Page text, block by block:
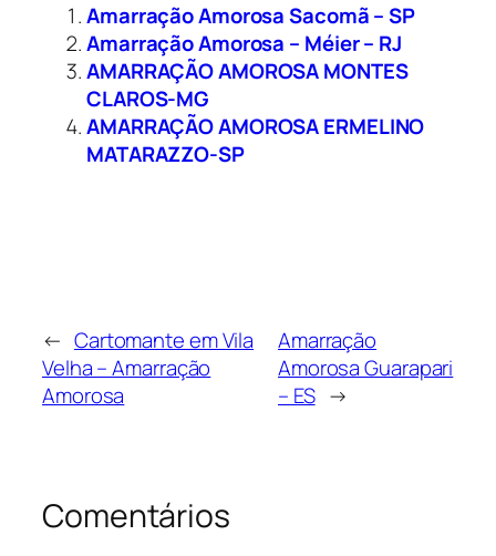
Amarração Amorosa Sacomã – SP
Amarração Amorosa – Méier – RJ
AMARRAÇÃO AMOROSA MONTES
CLAROS-MG
AMARRAÇÃO AMOROSA ERMELINO
MATARAZZO-SP
← Cartomante em Vila
Velha – Amarração
Amorosa
Amarração
Amorosa Guarapari
– ES →
Comentários